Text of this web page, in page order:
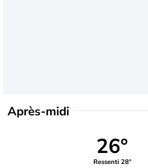
Après-midi
26°
Ressenti 28°